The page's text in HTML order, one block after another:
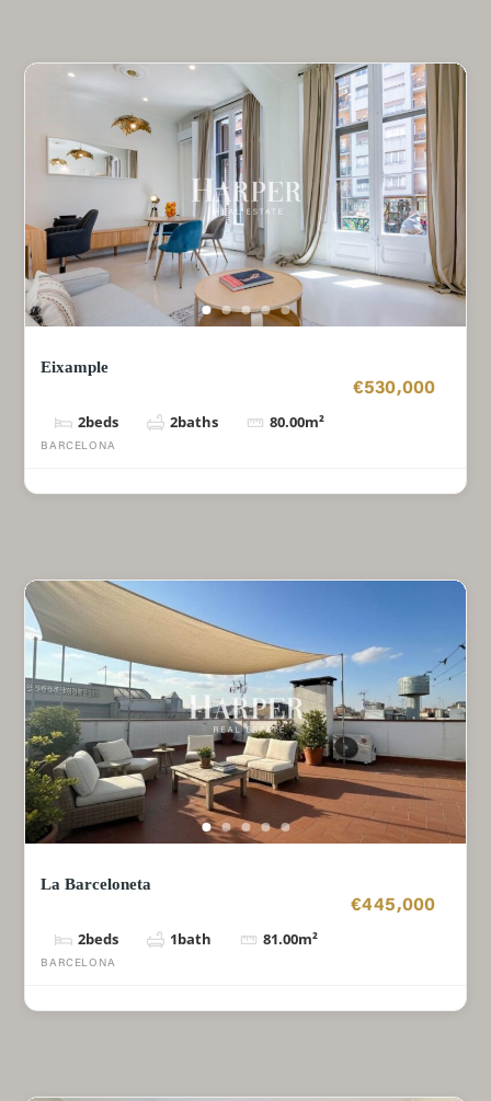
Eixample
€530,000
2beds 2baths 80.00m²
BARCELONA
La Barceloneta
€445,000
2beds 1bath 81.00m²
BARCELONA